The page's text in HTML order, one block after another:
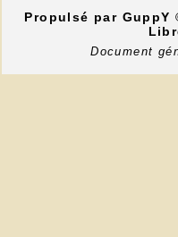
Propulsé par GuppY
Document